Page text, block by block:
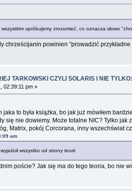
spróbujemy zrozumieć, co oznacza słowo
chrześcijanin powinien "prowadzić
TARKOWSKI CZYLI SOLARIS I NIE
02:39:11 pm »
to była książka, bo jak już mówiłem
się nie dowiemy. Może totalne NIC? Tylko
Matrix, pokój Corcorana, inny wszechświat
am
wszystko od strony teorii
poście? Jak się ma do tego teoria, bo nie